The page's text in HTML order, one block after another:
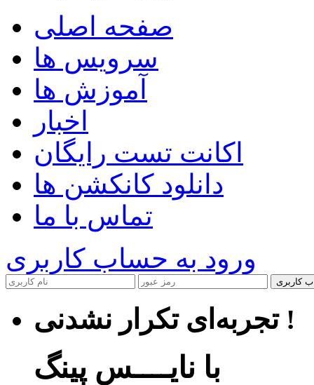
صفحه اصلی
سرویس ها
آموزش ها
اخبار
اکانت تست رایگان
دانلود کانکشن ها
تماس با ما
ورود به حساب کاربری
کاربری
تجربه‌ای تکرار نشدنی !
با نایــــس پینگ